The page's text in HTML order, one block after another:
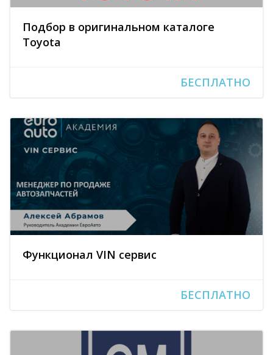
Подбор в оригинальном каталоге
Toyota
БЕСПЛАТНО
Функционал VIN сервис
БЕСПЛАТНО